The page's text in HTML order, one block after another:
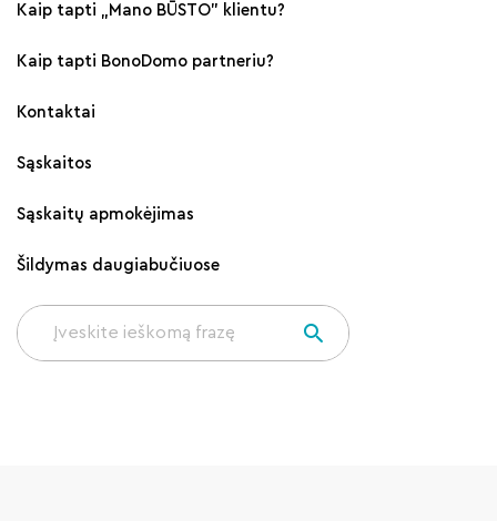
Kaip tapti „Mano BŪSTO" klientu?
Kaip tapti BonoDomo partneriu?
Kontaktai
Sąskaitos
Sąskaitų apmokėjimas
Šildymas daugiabučiuose